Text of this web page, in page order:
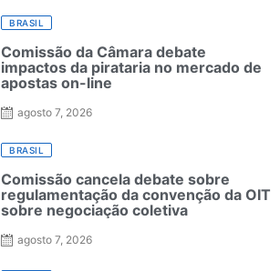
BRASIL
Comissão da Câmara debate
impactos da pirataria no mercado de
apostas on-line
agosto 7, 2026
BRASIL
Comissão cancela debate sobre
regulamentação da convenção da OIT
sobre negociação coletiva
agosto 7, 2026